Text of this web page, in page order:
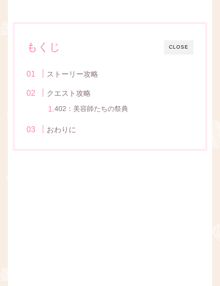
CLOSE
もくじ
ストーリー攻略
クエスト攻略
402：美容師たちの祭典
おわりに